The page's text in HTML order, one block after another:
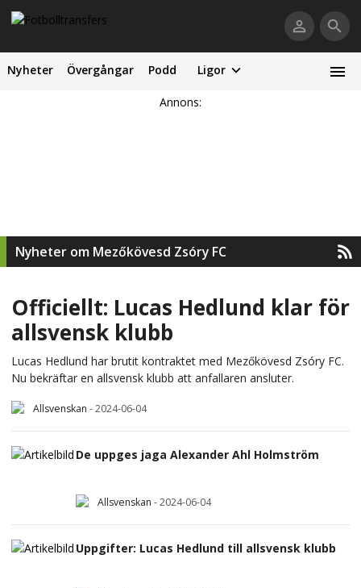
Nyheter Övergångar Podd Ligor
Annons:
Nyheter om Mezőkövesd Zsóry FC
Officiellt: Lucas Hedlund klar för
allsvensk klubb
Lucas Hedlund har brutit kontraktet med Mezőkövesd Zsóry FC.
Nu bekräftar en allsvensk klubb att anfallaren ansluter.
Allsvenskan -2024-06-04
De uppges jaga Alexander Ahl Holmström
Allsvenskan -2024-06-04
Uppgifter: Lucas Hedlund till allsvensk klubb